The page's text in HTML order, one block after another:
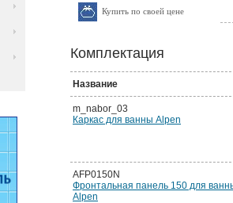
Купить по своей цене
Комплектация
Название
m_nabor_03
Каркас для ванны Alpen
AFP0150N
Фронтальная панель 150 для
Alpen